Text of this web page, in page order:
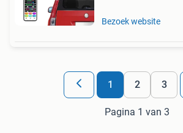
Bezoek website
1 2 3
Pagina 1 van 3